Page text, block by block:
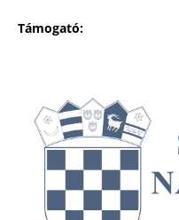
Támogató: